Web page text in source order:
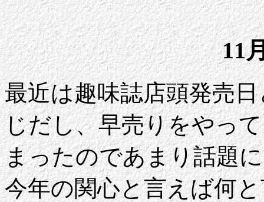
11
最近は趣味誌店頭発売
じだし、早売りをやっ
まったのであまり話題
今年の関心と言えば何